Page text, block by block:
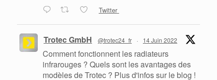
Twitter
Trotec GmbH @trotec24_fr · 14 Juin 2022
Comment fonctionnent les radiateurs
infrarouges ? Quels sont les avantages des
modèles de Trotec ? Plus d'infos sur le blog !